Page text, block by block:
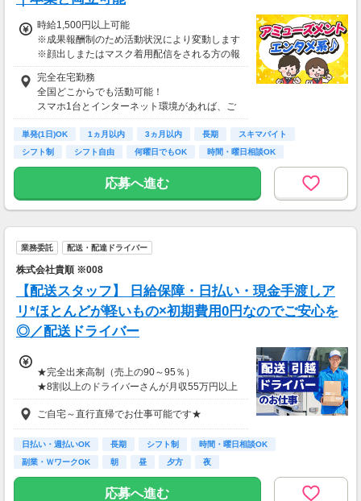
時給1,500円以上可能
※成果報酬制のため活動状況により変動します
※顔出しまたはマスク着用配信をされる方の報
酬基準となります
【収入例】
■事務職Aさん（週3日・月50時間程度）
月収8万円～15万円
月収15万円～25万円
■主婦Cさん（月100時間程度）
月収20万円以上
現在活躍中のライバーの多くは会社員や主婦の
方。
本業や家庭と両立しながら副業として活動され
ています。
完全在宅勤務
全国どこからでも活動可能！
スマホ1台とインターネット環境があれば、ご
自宅からスタートできます。
通勤時間ゼロだから、本業やプライベートとの
両立もラクラク♪
単発(1日)OK 1ヵ月以内 3ヵ月以内 長期
スキマバイト
シフト制
シフト自由 何曜日でもOK 時間・曜日相談OK
応募へ進む
業務委託 配送・配達ドライバー
株式会社貴順 ※008
【配送スタッフ】 日給保障・日払い・現金手渡しア
リ*ほとんどが軽いもの×初期費用0円なのでご安心を
◎／配送ドライバー
★完全出来高制（売上の90～95％）
★8割以上のドライバーさんが月収55万円以上
★支度金5～25万円補助あり（規定有）
★選べる入社祝い金アリ
⇒「初回稼働1か月後に3万円」or「1年後に10
万円」or「2年後に20万円」選べます！
ご都合にあわせてルートや個数は調整可能！
ご自宅～直行直帰でお仕事可能です★
日払い・週払いOK 長期 シフト制
時間・曜日相談OK
副業・ＷワークOK
朝 昼 夕方 夜
応募へ進む